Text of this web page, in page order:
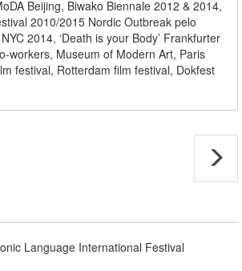
Beijing, Biwako Biennale 2012 & 2014,
2010/2015 Nordic Outbreak pelo
2014, ‘Death is your Body’ Frankfurter
workers, Museum of Modern Art, Paris
festival, Rotterdam film festival, Dokfest
Language International Festival